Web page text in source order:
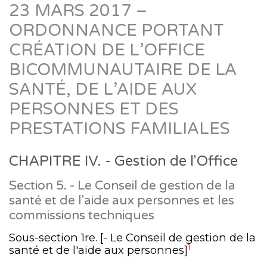
23 MARS 2017 –
ORDONNANCE PORTANT
CRÉATION DE L’OFFICE
BICOMMUNAUTAIRE DE LA
SANTÉ, DE L’AIDE AUX
PERSONNES ET DES
PRESTATIONS FAMILIALES
CHAPITRE IV. - Gestion de l'Office
Section 5. - Le Conseil de gestion de la
santé et de l'aide aux personnes et les
commissions techniques
Sous-section 1re. [- Le Conseil de gestion de la
santé et de l'aide aux personnes]1